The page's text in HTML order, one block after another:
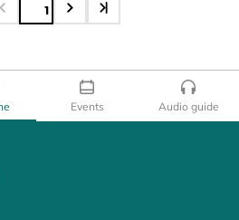
1
Events Audio guide